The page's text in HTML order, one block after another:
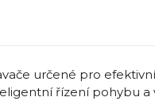
určené pro
řízení pohybu a